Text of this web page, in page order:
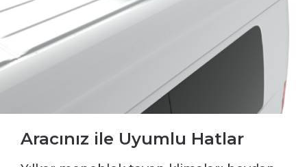
Aracınız ile Uyumlu Hatlar